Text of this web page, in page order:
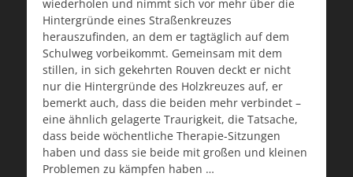
wiederholen und nimmt sich vor mehr über die
Hintergründe eines Straßenkreuzes
herauszufinden, an dem er tagtäglich auf dem
Schulweg vorbeikommt. Gemeinsam mit dem
stillen, in sich gekehrten Rouven deckt er nicht
nur die Hintergründe des Holzkreuzes auf, er
bemerkt auch, dass die beiden mehr verbindet –
eine ähnlich gelagerte Traurigkeit, die Tatsache,
dass beide wöchentliche Therapie-Sitzungen
haben und dass sie beide mit großen und kleinen
Problemen zu kämpfen haben …